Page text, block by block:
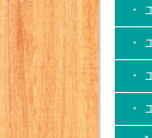
・
・
・
・